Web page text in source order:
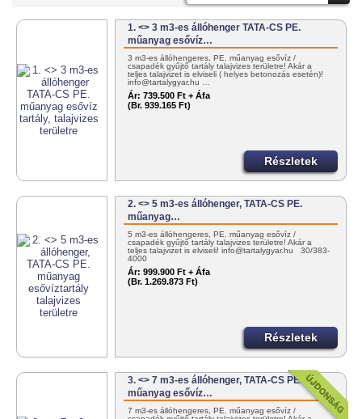
1. <> 3 m3-es állóhenger TATA-CS PE.
műanyag esővíz…
3 m3-es állóhengeres, PE. műanyag esővíz /
csapadék gyűjtő tartály talajvizes területre! Akár a
teljes talajvizet is elviseli ( helyes betonozás esetén)!
info@tartalygyar.hu …
Ár: 739.500 Ft + Áfa
(Br. 939.165 Ft)
Részletek
2. <> 5 m3-es állóhenger, TATA-CS PE.
műanyag…
5 m3-es állóhengeres, PE. műanyag esővíz /
csapadék gyűjtő tartály talajvizes területre! Akár a
teljes talajvizet is elviseli! info@tartalygyar.hu 30/383-
4000
Ár: 999.900 Ft + Áfa
(Br. 1.269.873 Ft)
Részletek
3. <> 7 m3-es állóhenger, TATA-CS PE.
műanyag esővíz…
7 m3-es állóhengeres, PE. műanyag esővíz /